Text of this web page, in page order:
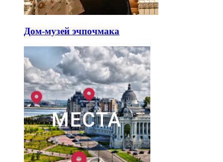
Дом-музей эчпочмака